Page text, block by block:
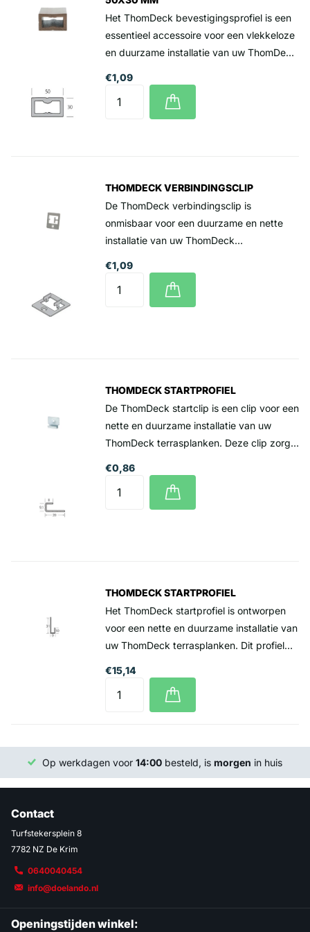
Het ThomDeck bevestigingsprofiel is een
essentieel accessoire voor een vlekkeloze
en duurzame installatie van uw ThomDeck
de terrasplanken stevig op hun plaats te
houden en zorgt voor een nette en
professionele afwerking van uw terras.
€1,09
THOMDECK VERBINDINGSCLIP
De ThomDeck verbindingsclip is
onmisbaar voor een duurzame en nette
installatie van uw ThomDeck
de planken stevig en naadloos te
verbinden, wat zorgt voor een stabiele en
professionele uitstraling van uw terras.
€1,09
THOMDECK STARTPROFIEL
De ThomDeck startclip is een clip voor een
nette en duurzame installatie van uw
ThomDeck terrasplanken. Deze clip zorgt
precies op zijn plaats wordt gehouden,
wat bijdraagt aan een stabiele en
professionele afwerking van uw terras.
€0,86
THOMDECK STARTPROFIEL
Het ThomDeck startprofiel is ontworpen
voor een nette en duurzame installatie van
uw ThomDeck terrasplanken. Dit profiel
precies wordt geplaatst, wat bijdraagt aan
een stabiele en professionele afwerking
van uw terras. Prijs per lengte 3
volle lengte van 3 meter
€15,14
Op werkdagen voor 14:00 besteld, is morgen in huis
Contact
Turfstekersplein 8
7782 NZ De Krim
0640040454
info@doelando.nl
Openingstijden winkel: